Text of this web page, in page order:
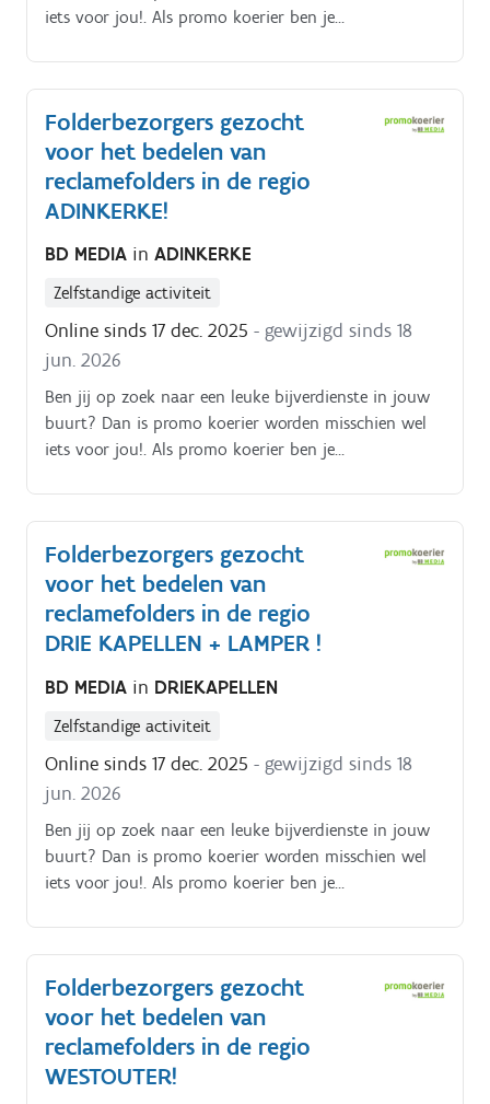
iets voor jou!. Als promo koerier ben je
wekelijkse folderpakket in de door jou gekozen buurt
Je kiest daarbij zelf hoe je dat doet (met de fiets, te
voet, bromfiets, … ) De folderpakketten moeten
tussen zondagochtend en dinsdagavond in de
brievenbussen belanden Je kiest binnen die
tijdspanne zelf wanneer je de pakketten rondbrengt
Op die manier kan je het inplannen volgens jouw
eigen beschikbaarheid De activiteit is ook mogelijk
vergaren voor de club. De opdracht is in zelfstandig
bijberoep/hoofdberoep: Wat je hiervoor moet doen
wordt tijdens een gesprek in het dichtstbijzijnde
Folderbezorgers gezocht
voor het bedelen van
reclamefolders in de regio
ADINKERKE!
BD MEDIA in ADINKERKE
Zelfstandige activiteit
Online sinds 17 dec. 2025 - gewijzigd sinds 18
jun. 2026
Ben jij op zoek naar een leuke bijverdienste in jouw
buurt? Dan is promo koerier worden misschien wel
iets voor jou!. Als promo koerier ben je
Je kiest daarbij zelf hoe je dat doet (met de fiets, te
voet, bromfiets, … ) De folderpakketten moeten
tussen zondagochtend en dinsdagavond in de
brievenbussen belanden Je kiest binnen die
tijdspanne zelf wanneer je de pakketten rondbrengt
eigen beschikbaarheid De opdracht is in zelfstandig
wordt tijdens een gesprek in het dichtstbijzijnde
kantoor of via een videocall gegeven.
Folderbezorgers gezocht
voor het bedelen van
reclamefolders in de regio
DRIE KAPELLEN + LAMPER !
BD MEDIA in DRIEKAPELLEN
Zelfstandige activiteit
Online sinds 17 dec. 2025 - gewijzigd sinds 18
jun. 2026
Ben jij op zoek naar een leuke bijverdienste in jouw
buurt? Dan is promo koerier worden misschien wel
iets voor jou!. Als promo koerier ben je
wekelijkse folderpakket in de door jou gekozen buurt
Je kiest daarbij zelf hoe je dat doet (met de fiets, te
voet, bromfiets, … ) De folderpakketten moeten
tussen zondagochtend en dinsdagavond in de
brievenbussen belanden Je kiest binnen die
tijdspanne zelf wanneer je de pakketten rondbrengt
Op die manier kan je het inplannen volgens jouw
Folderbezorgers gezocht
voor het bedelen van
reclamefolders in de regio
WESTOUTER!